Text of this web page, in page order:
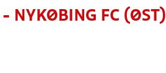
NYKØBING FC (ØST)